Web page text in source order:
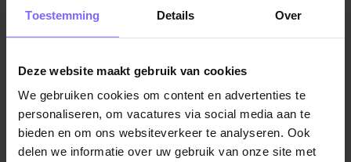
Toestemming Details Over
Deze website maakt gebruik van cookies
We gebruiken cookies om content en advertenties te
personaliseren, om vacatures via social media aan te
bieden en om ons websiteverkeer te analyseren. Ook
delen we informatie over uw gebruik van onze site met
verder te professionaliseren en te optimaliseren. Een
belangrijk onderdeel hiervan is het gebruik en de
Jouw andere verantwoordelijkheden zijn
onder andere:
Bewaken van productiviteit, doorlooptijd en
kwaliteit van de werkzaamheden;